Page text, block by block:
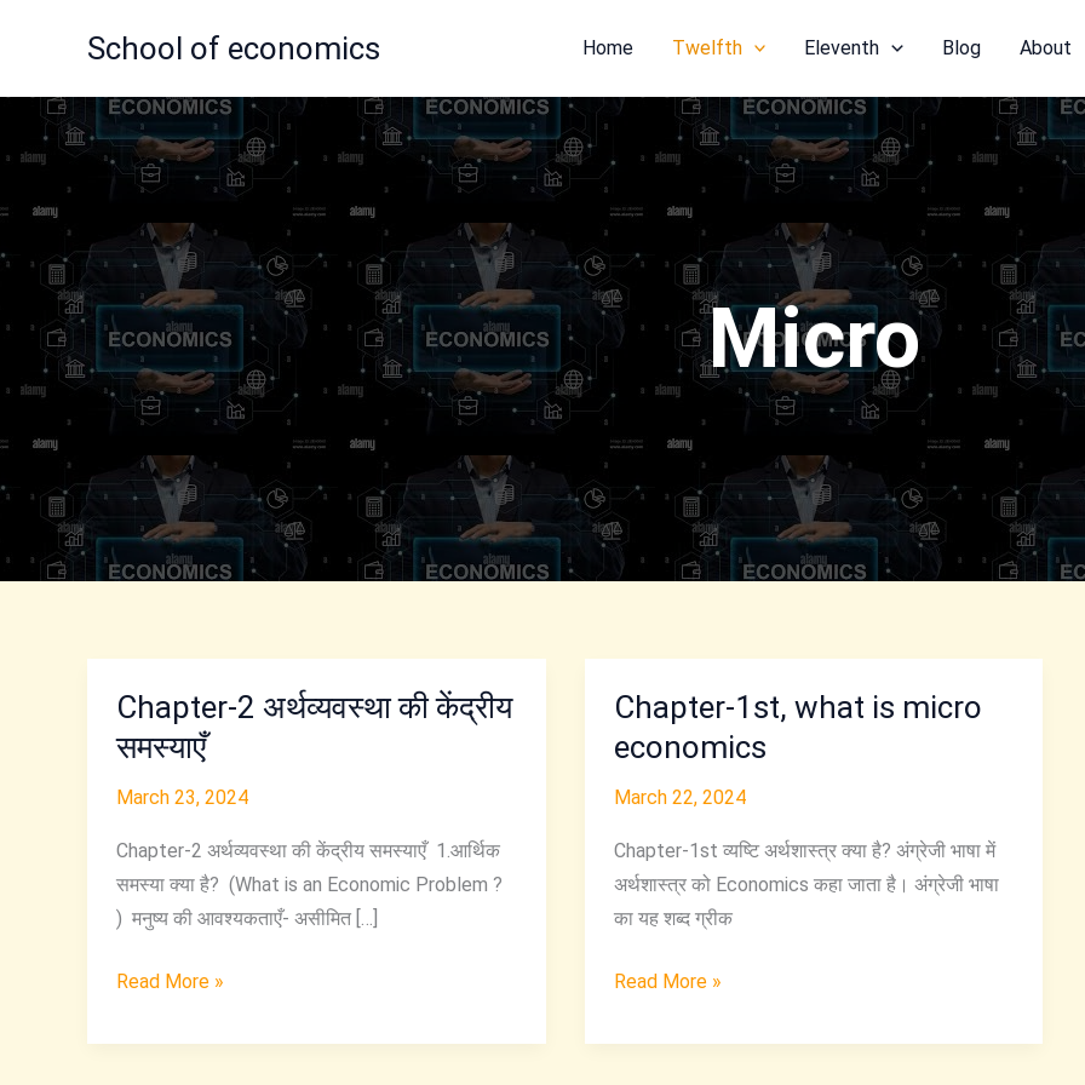
School of economics Home Twelfth Eleventh Blog About
Micro
Chapter-2 अर्थव्यवस्था की केंद्रीय
समस्याएँ
March 23, 2024
Chapter-2 अर्थव्यवस्था की केंद्रीय समस्याएँ 1.आर्थिक
समस्या क्या है? (What is an Economic Problem ?
) मनुष्य की आवश्यकताएँ- असीमित […]
Chapter-
अर्थव्यवस्था
Read More »
Chapter-1st, what is micro
economics
March 22, 2024
Chapter-1st व्यष्टि अर्थशास्त्र क्या है? अंग्रेजी भाषा में
अर्थशास्त्र को Economics कहा जाता है। अंग्रेजी भाषा
का यह शब्द ग्रीक
Chapter-
what
Read More »